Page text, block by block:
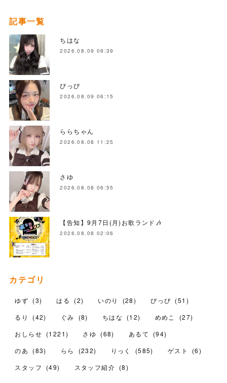
記事一覧
ちはな
2026.08.09 09:39
ぴっぴ
2026.08.09 06:15
ららちゃん
2026.08.08 11:25
さゆ
2026.08.08 06:55
【告知】9月7日(月)お歌ランド🎶
2026.08.08 02:06
カテゴリ
ゆず (3) はる (2) いのり (28) ぴっぴ (51 )
るり
(42) ぐみ (8) ちはな (12) めめこ (27)
おしらせ (1221) さゆ (68) あるて (94)
のあ
(83) らら (232) りっく (585) ゲスト (6)
スタッフ
(49) スタッフ紹介 (8)